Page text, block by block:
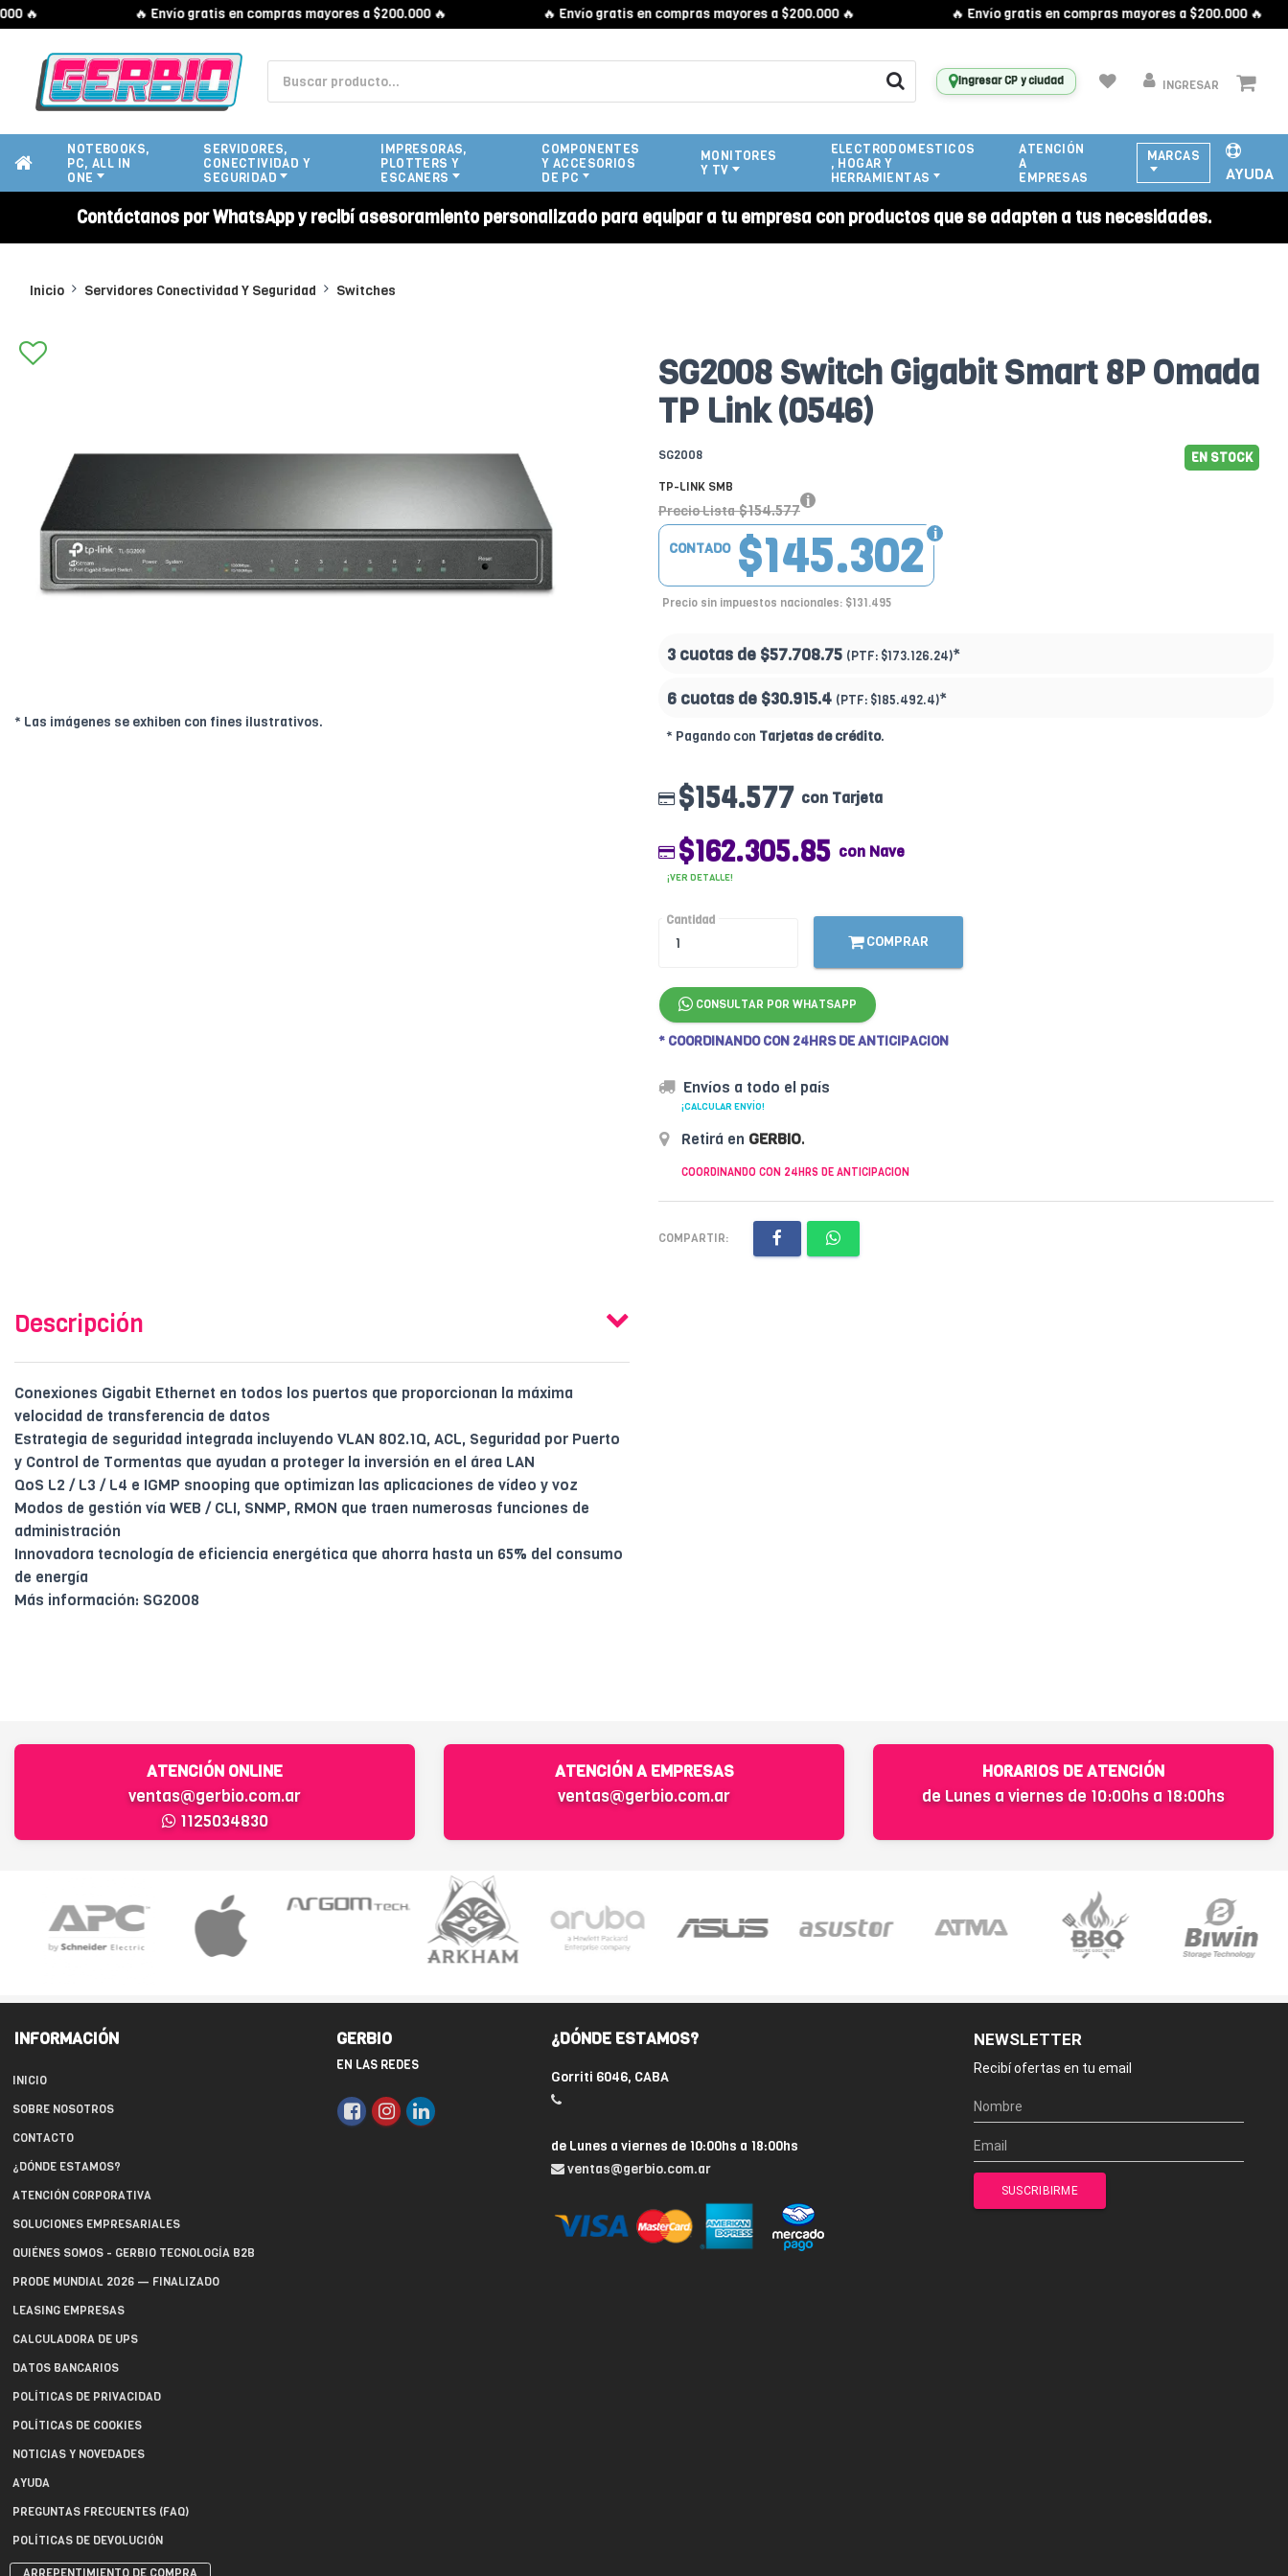
🔥 Envío gratis en compras mayores a $200.000 🔥 🔥 Envío gratis en compras mayores a $200.000 🔥 🔥 Envío gratis en compras mayores a $200.000 🔥
Ingresar CP y ciudad INGRESAR
NOTEBOOKS,
PC, ALL IN
ONE
SERVIDORES,
CONECTIVIDAD Y
SEGURIDAD
IMPRESORAS,
PLOTTERS Y
ESCANERS
COMPONENTES
Y ACCESORIOS
DE PC
MONITORES
Y TV
ELECTRODOMESTICOS
, HOGAR Y
HERRAMIENTAS
ATENCIÓN
A
EMPRESAS
MARCAS
AYUDA
Contáctanos por WhatsApp y recibí asesoramiento personalizado para equipar a tu empresa con productos que se adapten a tus necesidades.
Inicio Servidores Conectividad Y Seguridad Switches
* Las imágenes se exhiben con fines ilustrativos.
SG2008 Switch Gigabit Smart 8P Omada
TP Link (0546)
SG2008 EN STOCK
TP-LINK SMB
Precio Lista $154.577
$145.302
CONTADO
Precio sin impuestos nacionales: $131.495
3 cuotas de $57.708.75 (PTF: $173.126.24)*
6 cuotas de $30.915.4 (PTF: $185.492.4)*
* Pagando con Tarjetas de crédito.
$154.577 con Tarjeta
$162.305.85 con Nave
¡VER DETALLE!
Cantidad
COMPRAR
CONSULTAR POR WHATSAPP
* COORDINANDO CON 24HRS DE ANTICIPACION
Envíos a todo el país
¡CALCULAR ENVÍO!
Retirá en GERBIO.
COORDINANDO CON 24HRS DE ANTICIPACION
COMPARTIR:
Descripción
Conexiones Gigabit Ethernet en todos los puertos que proporcionan la máxima
velocidad de transferencia de datos
Estrategia de seguridad integrada incluyendo VLAN 802.1Q, ACL, Seguridad por Puerto
y Control de Tormentas que ayudan a proteger la inversión en el área LAN
QoS L2 / L3 / L4 e IGMP snooping que optimizan las aplicaciones de vídeo y voz
Modos de gestión vía WEB / CLI, SNMP, RMON que traen numerosas funciones de
administración
Innovadora tecnología de eficiencia energética que ahorra hasta un 65% del consumo
de energía
Más información: SG2008
ATENCIÓN ONLINE
ventas@gerbio.com.ar
1125034830
ATENCIÓN A EMPRESAS
ventas@gerbio.com.ar
HORARIOS DE ATENCIÓN
de Lunes a viernes de 10:00hs a 18:00hs
INFORMACIÓN
INICIO
SOBRE NOSOTROS
CONTACTO
¿DÓNDE ESTAMOS?
ATENCIÓN CORPORATIVA
SOLUCIONES EMPRESARIALES
QUIÉNES SOMOS - GERBIO TECNOLOGÍA B2B
PRODE MUNDIAL 2026 — FINALIZADO
LEASING EMPRESAS
CALCULADORA DE UPS
DATOS BANCARIOS
POLÍTICAS DE PRIVACIDAD
POLÍTICAS DE COOKIES
NOTICIAS Y NOVEDADES
AYUDA
PREGUNTAS FRECUENTES (FAQ)
POLÍTICAS DE DEVOLUCIÓN
ARREPENTIMIENTO DE COMPRA
GERBIO
EN LAS REDES
¿DÓNDE ESTAMOS?
Gorriti 6046, CABA
de Lunes a viernes de 10:00hs a 18:00hs
ventas@gerbio.com.ar
NEWSLETTER
Recibí ofertas en tu email